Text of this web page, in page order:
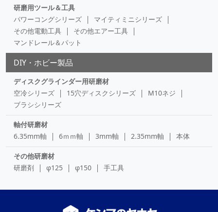
研磨用ツール＆工具
パワーコングシリーズ
マイティミニシリーズ
その他電動工具
その他エアー工具
マンドレール＆パット
DIY・ホビー製品
ディスクグラインダー用研磨材
空冷シリーズ
15穴ディスクシリーズ
M10ネジ
ブラシシリーズ
軸付研磨材
6.35mm軸
6ｍｍ軸 3mm軸 2.35mm軸 本体
その他研磨材
研磨剤
φ125 φ150 手工具